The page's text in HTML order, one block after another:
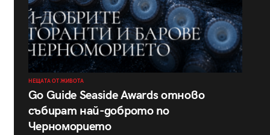
НЕЩАТА ОТ ЖИВОТА
Go Guide Seaside Awards отново
събират най-доброто по
Черноморието